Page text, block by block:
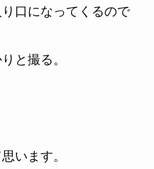
口になってくるので
と撮る。
います。